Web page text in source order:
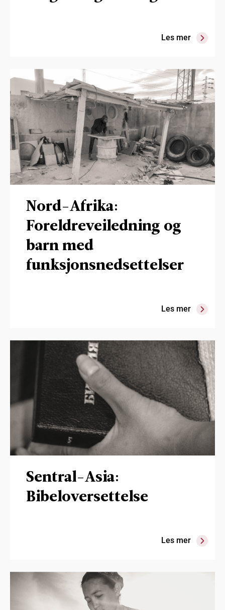
Les mer
Nord-Afrika:
Foreldreveiledning og
barn med
funksjonsnedsettelser
Les mer
Sentral-Asia:
Bibeloversettelse
Les mer